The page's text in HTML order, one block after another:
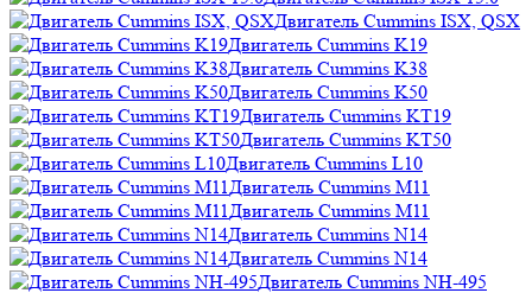
Двигатель Cummins ISX, QSX
Двигатель Cummins K19
Двигатель Cummins K38
Двигатель Cummins K50
Двигатель Cummins KT19
Двигатель Cummins KT50
Двигатель Cummins L10
Двигатель Cummins M11
Двигатель Cummins M11
Двигатель Cummins N14
Двигатель Cummins N14
Двигатель Cummins NH-495